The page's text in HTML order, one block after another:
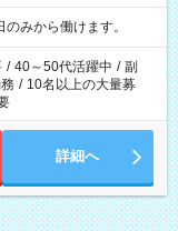
など
みから働けます。
/ 40～50代活躍中 / 副
/ 10名以上の大量募
詳細へ